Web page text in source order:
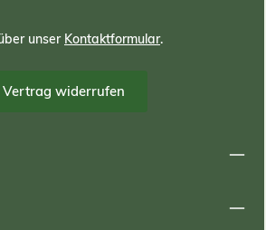
unser Kontaktformular.
Vertrag widerrufen